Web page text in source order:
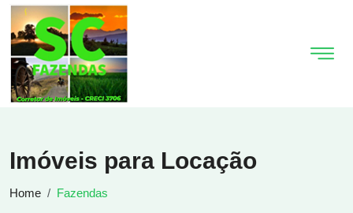
Imóveis para Locação
Home Fazendas